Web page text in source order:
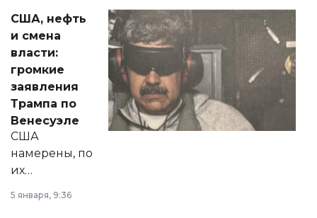
актуальных тем —
от слухов о
политических
реформах до
вопросов армии,
экономики и
личного здоровья.
США, нефть
и смена
власти:
громкие
заявления
Трампа по
Венесуэле
США
намерены, по
их
принести
5 января, 9:36